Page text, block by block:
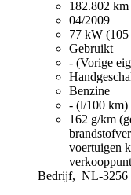
182.802 km
04/2009
77 kW
Gebruikt
- (Vorige
Benzine
- (l/100 km)
162 g/km
voertuigen
Bedrijf, NL-